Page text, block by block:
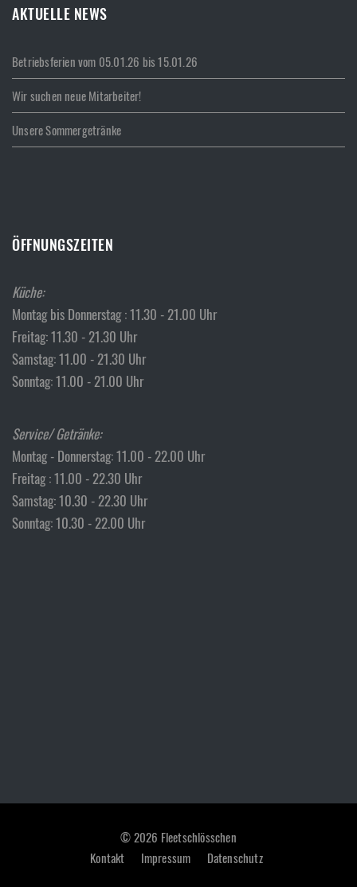
AKTUELLE NEWS
Betriebsferien vom 05.01.26 bis 15.01.26
Wir suchen neue Mitarbeiter!
Unsere Sommergetränke
ÖFFNUNGSZEITEN
Küche:
Montag bis Donnerstag : 11.30 - 21.00 Uhr
Freitag: 11.30 - 21.30 Uhr
Samstag: 11.00 - 21.30 Uhr
Sonntag: 11.00 - 21.00 Uhr
Service/ Getränke:
Montag - Donnerstag: 11.00 - 22.00 Uhr
Freitag : 11.00 - 22.30 Uhr
Samstag: 10.30 - 22.30 Uhr
Sonntag: 10.30 - 22.00 Uhr
© 2026 Fleetschlösschen
Kontakt
Impressum Datenschutz